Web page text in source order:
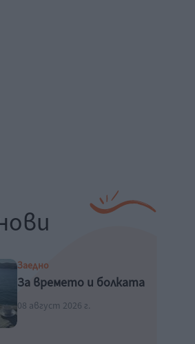
Заедно
За времето и болката
08 август 2026 г.